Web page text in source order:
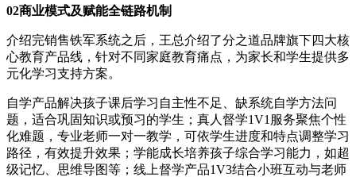
02商业模式及赋能全链路机制
介绍完销售铁军系统之后，王总介绍了分之道品牌旗下四大核
心教育产品线，针对不同家庭教育痛点，为家长和学生提供多
元化学习支持方案。
自学产品解决孩子课后学习自主性不足、缺系统自学方法问
题，适合巩固知识或预习的学生；真人督学1V1服务聚焦个性
化难题，专业老师一对一教学，可依学生进度和特点调整学习
路径，有效提升效果；学能成长培养孩子综合学习能力，如超
级记忆、思维导图等；线上督学产品1V3结合小班互动与老师